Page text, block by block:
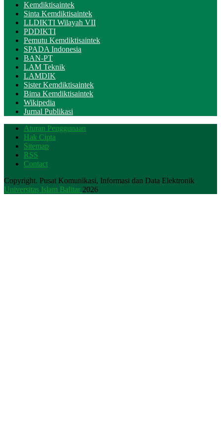
Kemdiktisaintek
Sinta Kemdiktisaintek
LLDIKTI Wilayah VII
PDDIKTI
Pemutu Kemdiktisaintek
SPADA Indonesia
BAN-PT
LAM Teknik
LAMDIK
Sister Kemdiktisaintek
Bima Kemdiktisaintek
Wikipedia
Jurnal Publikasi
Aturan Penggunaan
Hak Cipta
Sitemap
RSS
Contact
Copyright. Pusat Komunikasi, Informasi dan Data Elektronik
Universitas Islam Balitar 2026